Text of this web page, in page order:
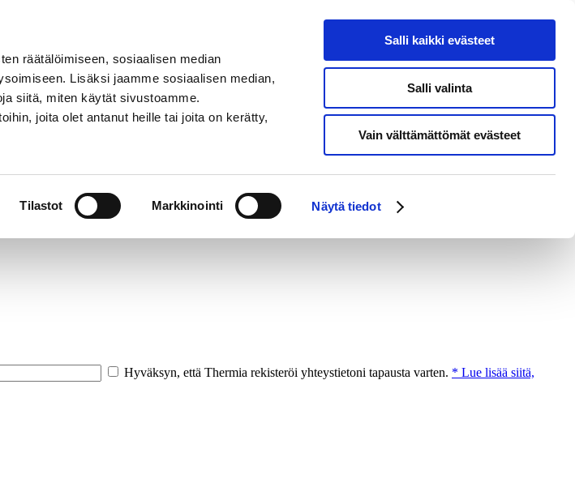
räätälöimiseen, sosiaalisen median
Lisäksi jaamme sosiaalisen median,
siitä, miten käytät sivustoamme.
joita olet antanut heille tai joita on kerätty,
Tilastot Markkinointi Näytä tiedot
Salli kaikki evästeet
Salli valinta
Vain välttämättömät evästeet
Hyväksyn, että Thermia rekisteröi yhteystietoni tapausta varten. * Lue lisää siitä,